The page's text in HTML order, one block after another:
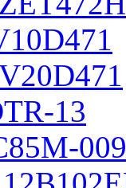
13
009